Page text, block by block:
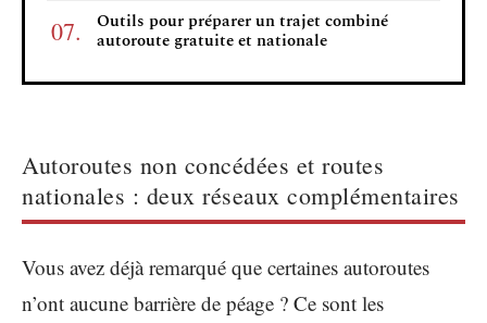
Outils pour préparer un trajet combiné
autoroute gratuite et nationale
Autoroutes non concédées et routes
nationales : deux réseaux complémentaires
Vous avez déjà remarqué que certaines autoroutes
n’ont aucune barrière de péage ? Ce sont les